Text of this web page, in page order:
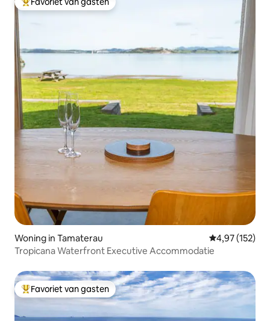
Topfavoriet van gasten
Woning in Tamaterau Gemiddelde
4,97 (152)
Tropicana Waterfront Executive Accommodatie
Topfavoriet van gasten
Favoriet van gasten